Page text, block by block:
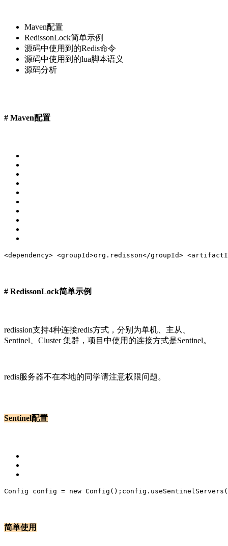
Maven配置
RedissonLock简单示例
源码中使用到的Redis命令
源码中使用到的lua脚本语义
源码分析
# Maven配置
<dependency> <groupId>org.redisson</groupId> <
# RedissonLock简单示例
redission支持4种连接redis方式，分别为单机、主从、
Sentinel、Cluster 集群，项目中使用的连接方式是Sentinel。
redis服务器不在本地的同学请注意权限问题。
Sentinel配置
Config config = new Config();
简单使用